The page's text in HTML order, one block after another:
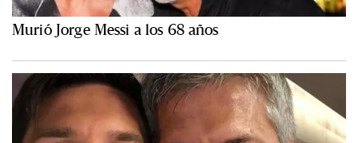
Murió Jorge Messi a los 68 años